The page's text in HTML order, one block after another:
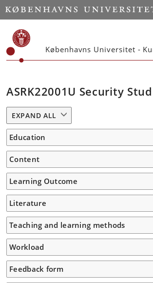
Københavns Universitet -
ASRK22001U Security
EXPAND ALL
Education
Content
Learning Outcome
Literature
Teaching and learning methods
Workload
Feedback form